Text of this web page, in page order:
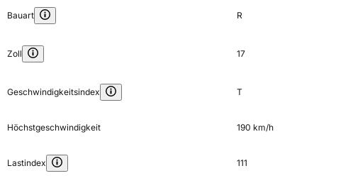
Bauart R
Zoll 17
Geschwindigkeitsindex T
Höchstgeschwindigkeit 190 km/h
Lastindex 111